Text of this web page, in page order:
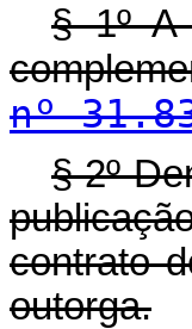
§ 1º A
nº
§ 2º
contrato
outorga.